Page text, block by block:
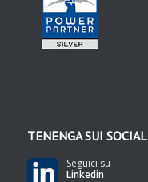
TENENGA SUI SOCIAL
Seguici su
Linkedin